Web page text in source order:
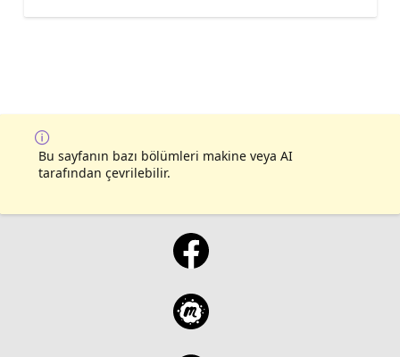
Bu sayfanın bazı bölümleri makine veya AI
tarafından çevrilebilir.